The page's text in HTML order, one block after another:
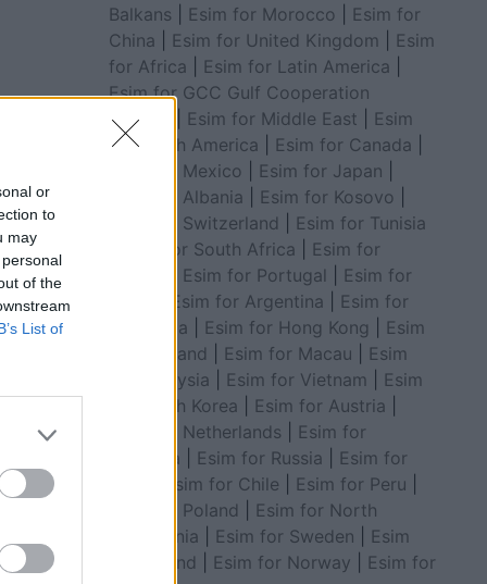
or
to
may
of the
List of
Balkans
Esim for Morocco
Esim for
China
Esim for United Kingdom
Esim
for Africa
Esim for Latin America
Esim for GCC Gulf Cooperation
Council
Esim for Middle East
Esim
for South America
Esim for Canada
Esim for Mexico
Esim for Japan
Esim for Albania
Esim for Kosovo
Esim for Switzerland
Esim for Tunisia
Esim for South Africa
Esim for
Esim for Portugal
Esim for
Esim for Argentina
Esim for
Colombia
Esim for Hong Kong
Esim
for Thailand
Esim for Macau
Esim
for Malaysia
Esim for Vietnam
Esim
for South Korea
Esim for Austria
Esim for Netherlands
Esim for
Australia
Esim for Russia
Esim for
Esim for Chile Esim for Peru
Esim for Poland
Esim for North
Macedonia
Esim for Sweden
Esim
for Finland
Esim for Norway
Esim for